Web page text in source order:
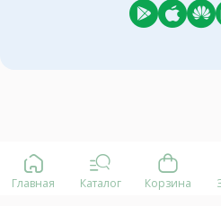
Главная Каталог Корзина